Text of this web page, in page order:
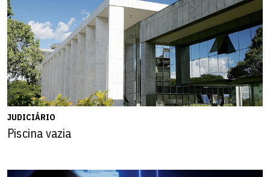
JUDICIÁRIO
Piscina vazia